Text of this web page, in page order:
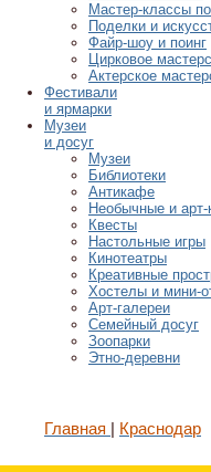
Мастер-классы по
Поделки и
Файр-шоу и поинг
Цирковое
Актерское
Фестивали
и ярмарки
Музеи
и досуг
Музеи
Библиотеки
Антикафе
Необычные и
Квесты
Настольные игры
Кинотеатры
Креативные
Хостелы и мини-
Арт-галереи
Семейный досуг
Зоопарки
Этно-деревни
Главная Краснодар